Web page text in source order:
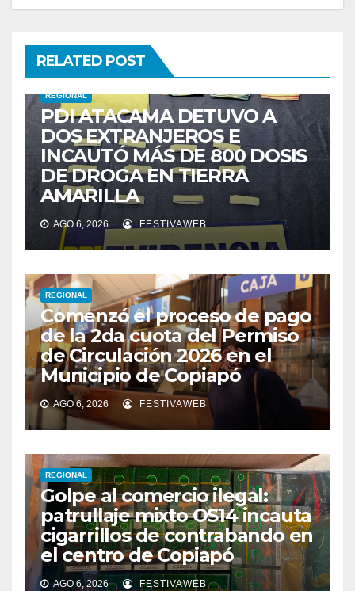
RELATED POST
REGIONAL
PDI ATACAMA DETUVO A
DOS EXTRANJEROS E
INCAUTÓ MÁS DE 800 DOSIS
DE DROGA EN TIERRA
AMARILLA
AGO 6, 2026 FESTIVAWEB
REGIONAL
Comenzó el proceso de pago
de la 2da cuota del Permiso
de Circulación 2026 en el
Municipio de Copiapó
AGO 6, 2026 FESTIVAWEB
REGIONAL
Golpe al comercio ilegal:
patrullaje mixto OS14 incauta
cigarrillos de contrabando en
el centro de Copiapó
AGO 6, 2026 FESTIVAWEB